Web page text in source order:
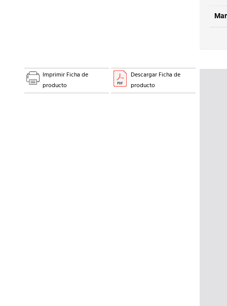
Imprimir Ficha de
producto
Descargar Ficha de
producto